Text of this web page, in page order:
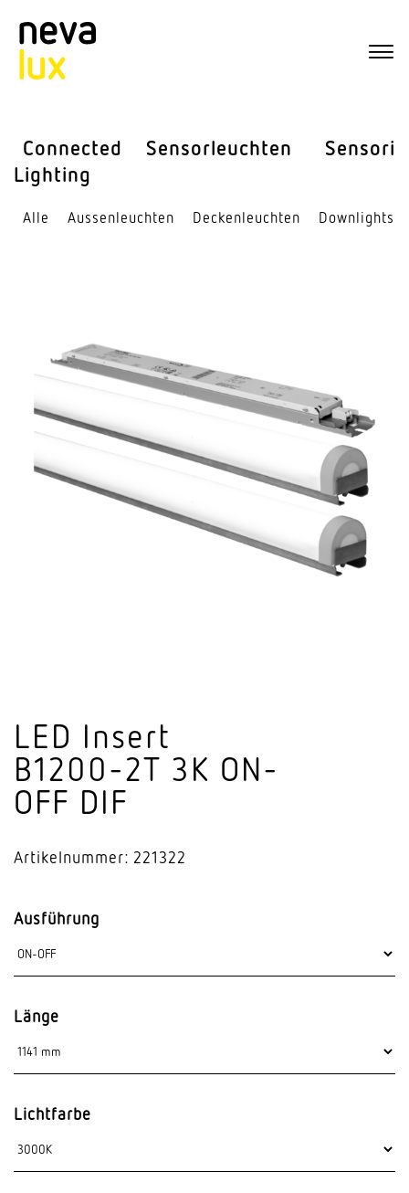
Connected
Lighting
Sensor­leuchten Sensorik
Alle Aussen­leuchten Decken­leuchten Down­lights
LED Insert
B1200-2T 3K ON-
OFF DIF
Artikelnummer: 221322
Ausführung
Länge
Lichtfarbe